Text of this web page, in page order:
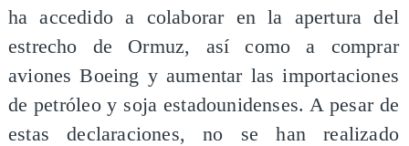
ha accedido a colaborar en la apertura del
estrecho de Ormuz, así como a comprar
aviones Boeing y aumentar las importaciones
de petróleo y soja estadounidenses. A pesar de
estas declaraciones, no se han realizado